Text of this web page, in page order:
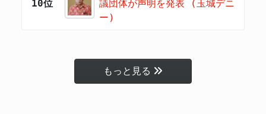
10位
議団体が声明を発表 (玉城デニ
ー)
もっと見る